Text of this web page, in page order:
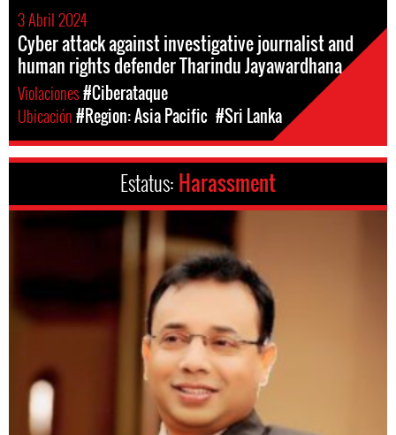
3 Abril 2024
Cyber attack against investigative journalist and
human rights defender Tharindu Jayawardhana
Violaciones#Ciberataque
Ubicación#Region: Asia Pacific #Sri Lanka
Estatus: Harassment